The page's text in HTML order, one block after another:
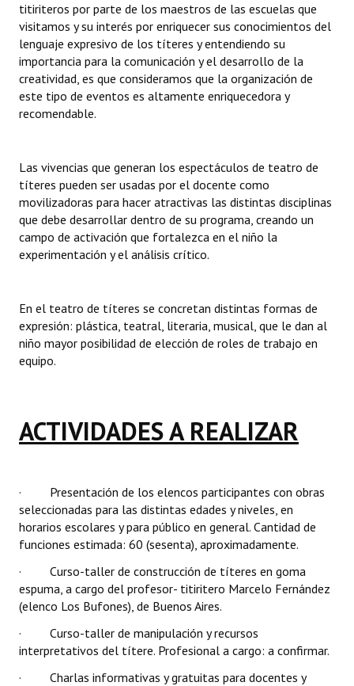
titiriteros por parte de los maestros de las escuelas que
visitamos y su interés por enriquecer sus conocimientos del
lenguaje expresivo de los títeres y entendiendo su
importancia para la comunicación y el desarrollo de la
creatividad, es que consideramos que la organización de
este tipo de eventos es altamente enriquecedora y
recomendable.
Las vivencias que generan los espectáculos de teatro de
títeres pueden ser usadas por el docente como
movilizadoras para hacer atractivas las distintas disciplinas
que debe desarrollar dentro de su programa, creando un
campo de activación que fortalezca en el niño la
experimentación y el análisis crítico.
En el teatro de títeres se concretan distintas formas de
expresión: plástica, teatral, literaria, musical, que le dan al
niño mayor posibilidad de elección de roles de trabajo en
equipo.
ACTIVIDADES A REALIZAR
· Presentación de los elencos participantes con obras
seleccionadas para las distintas edades y niveles, en
horarios escolares y para público en general. Cantidad de
funciones estimada: 60 (sesenta), aproximadamente.
· Curso-taller de construcción de títeres en goma
espuma, a cargo del profesor- titiritero Marcelo Fernández
(elenco Los Bufones), de Buenos Aires.
· Curso-taller de manipulación y recursos
interpretativos del títere. Profesional a cargo: a confirmar.
· Charlas informativas y gratuitas para docentes y